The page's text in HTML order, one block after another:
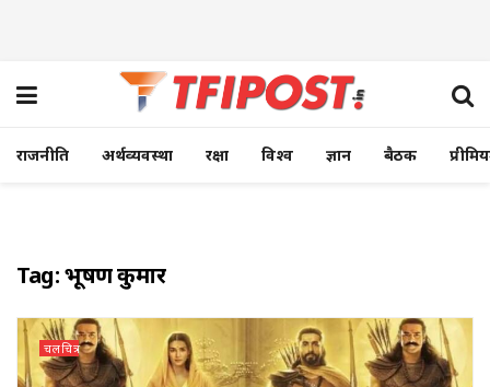
राजनीति अर्थव्यवस्था रक्षा विश्व ज्ञान बैठक
Tag:भूषण कुमार
चलचित्र